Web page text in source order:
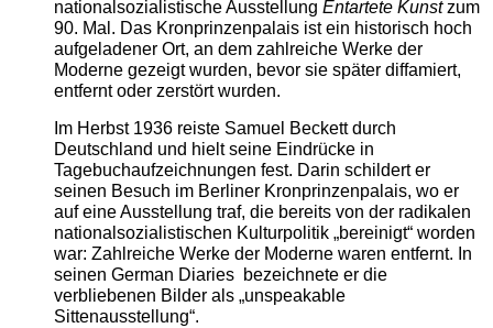
nationalsozialistische Ausstellung Entartete Kunstzum
90. Mal. Das Kronprinzenpalais ist ein historisch hoch
aufgeladener Ort, an dem zahlreiche Werke der
Moderne gezeigt wurden, bevor sie später diffamiert,
entfernt oder zerstört wurden.
Im Herbst 1936 reiste Samuel Beckett durch
Deutschland und hielt seine Eindrücke in
Tagebuchaufzeichnungen fest. Darin schildert er
seinen Besuch im Berliner Kronprinzenpalais, wo er
auf eine Ausstellung traf, die bereits von der radikalen
nationalsozialistischen Kulturpolitik „bereinigt“ worden
war: Zahlreiche Werke der Moderne waren entfernt. In
seinen German Diaries bezeichnete er die
verbliebenen Bilder als „unspeakable
Sittenausstellung“.